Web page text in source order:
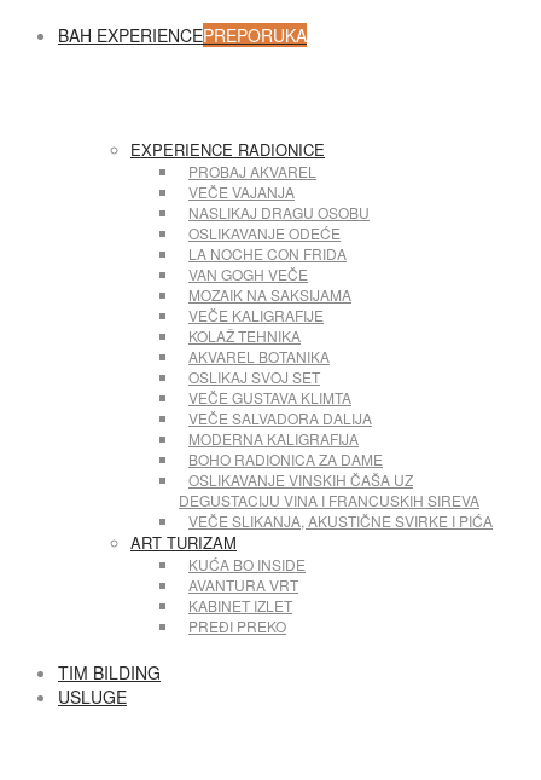
BAH EXPERIENCEPREPORUKA
EXPERIENCE RADIONICE
PROBAJ AKVAREL
VEČE VAJANJA
NASLIKAJ DRAGU OSOBU
OSLIKAVANJE ODEĆE
LA NOCHE CON FRIDA
VAN GOGH VEČE
MOZAIK NA SAKSIJAMA
VEČE KALIGRAFIJE
KOLAŽ TEHNIKA
AKVAREL BOTANIKA
OSLIKAJ SVOJ SET
VEČE GUSTAVA KLIMTA
VEČE SALVADORA DALIJA
MODERNA KALIGRAFIJA
BOHO RADIONICA ZA DAME
OSLIKAVANJE VINSKIH ČAŠA UZ
DEGUSTACIJU VINA I FRANCUSKIH SIREVA
VEČE SLIKANJA, AKUSTIČNE SVIRKE I PIĆA
ART TURIZAM
KUĆA BO INSIDE
AVANTURA VRT
KABINET IZLET
PREĐI PREKO
TIM BILDING
USLUGE